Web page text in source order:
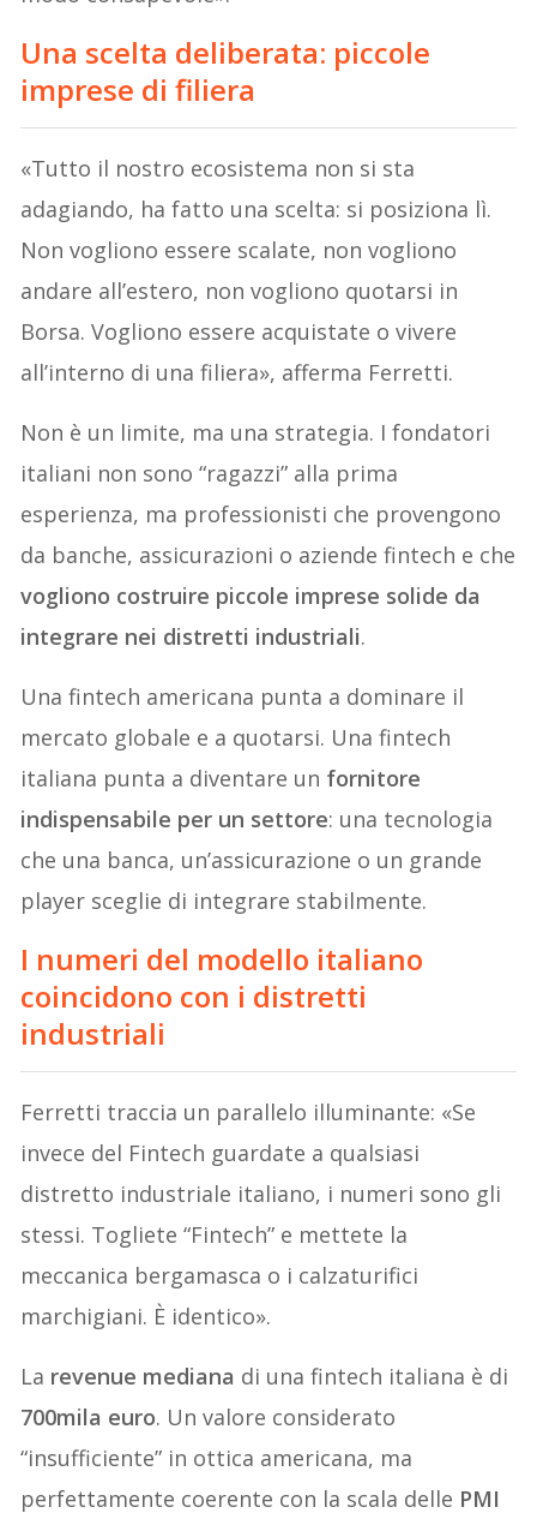
Una scelta deliberata: piccole
imprese di filiera
«Tutto il nostro ecosistema non si sta
adagiando, ha fatto una scelta: si posiziona lì.
Non vogliono essere scalate, non vogliono
andare all’estero, non vogliono quotarsi in
Borsa. Vogliono essere acquistate o vivere
all’interno di una filiera», afferma Ferretti.
Non è un limite, ma una strategia. I fondatori
italiani non sono “ragazzi” alla prima
esperienza, ma professionisti che provengono
da banche, assicurazioni o aziende fintech e che
vogliono costruire piccole imprese solide da
integrare nei distretti industriali.
Una fintech americana punta a dominare il
mercato globale e a quotarsi. Una fintech
italiana punta a diventare un fornitore
indispensabile per un settore: una tecnologia
che una banca, un’assicurazione o un grande
player sceglie di integrare stabilmente.
I numeri del modello italiano
coincidono con i distretti
industriali
Ferretti traccia un parallelo illuminante: «Se
invece del Fintech guardate a qualsiasi
distretto industriale italiano, i numeri sono gli
stessi. Togliete “Fintech” e mettete la
meccanica bergamasca o i calzaturifici
marchigiani. È identico».
La revenue mediana di una fintech italiana è di
700mila euro. Un valore considerato
“insufficiente” in ottica americana, ma
perfettamente coerente con la scala delle PMI